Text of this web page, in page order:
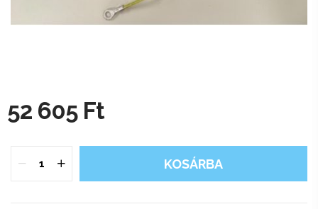
52 605 Ft
KOSÁRBA